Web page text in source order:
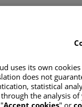
Ricardo
uses its own
does not
statistical
the analysis